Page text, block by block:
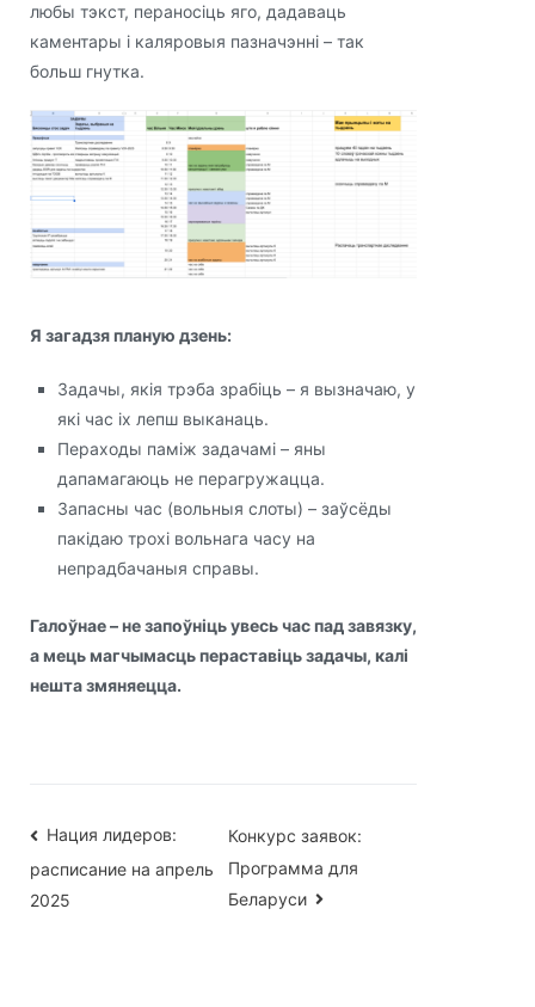
любы тэкст, пераносіць яго, дадаваць
каментары і каляровыя пазначэнні – так
больш гнутка.
Я загадзя планую дзень:
Задачы, якія трэба зрабіць – я вызначаю, у
які час іх лепш выканаць.
Пераходы паміж задачамі – яны
дапамагаюць не перагружацца.
Запасны час (вольныя слоты) – заўсёды
пакідаю трохі вольнага часу на
непрадбачаныя справы.
Галоўнае – не запоўніць увесь часпад завязку,
а мець магчымасць пераставіць задачы, калі
нешта змяняецца.
Навігацыя
па
Нация лидеров:
расписание на апрель
2025
Конкурс заявок:
Программа для
Беларуси